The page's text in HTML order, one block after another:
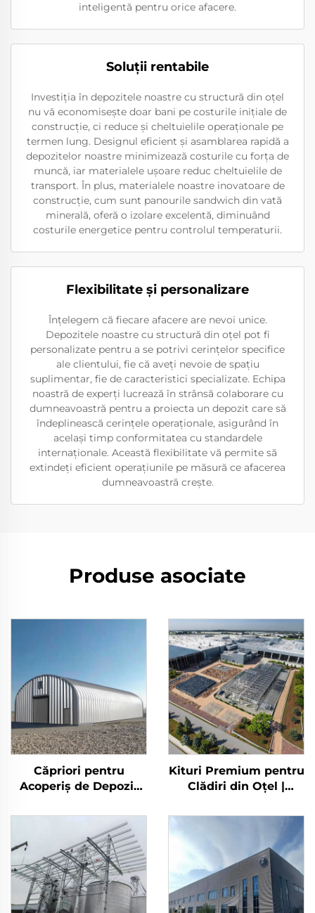
inteligentă pentru orice afacere.
Soluții rentabile
Investiția în depozitele noastre cu structură din oțel
nu vă economisește doar bani pe costurile inițiale de
construcție, ci reduce și cheltuielile operaționale pe
termen lung. Designul eficient și asamblarea rapidă a
depozitelor noastre minimizează costurile cu forța de
muncă, iar materialele ușoare reduc cheltuielile de
transport. În plus, materialele noastre inovatoare de
construcție, cum sunt panourile sandwich din vată
minerală, oferă o izolare excelentă, diminuând
costurile energetice pentru controlul temperaturii.
Flexibilitate și personalizare
Înțelegem că fiecare afacere are nevoi unice.
Depozitele noastre cu structură din oțel pot fi
personalizate pentru a se potrivi cerințelor specifice
ale clientului, fie că aveți nevoie de spațiu
suplimentar, fie de caracteristici specializate. Echipa
noastră de experți lucrează în strânsă colaborare cu
dumneavoastră pentru a proiecta un depozit care să
îndeplinească cerințele operaționale, asigurând în
același timp conformitatea cu standardele
internaționale. Această flexibilitate vă permite să
extindeți eficient operațiunile pe măsură ce afacerea
dumneavoastră crește.
Produse asociate
Căpriori pentru
Acoperiș de Depozit
Metalică de Tip
Hambar Rezistentă
din Oțel pentru
Depozitare
Kituri Premium pentru
Clădiri din Oțel |
Depozite din Oțel |